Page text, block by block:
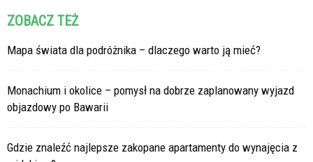
ZOBACZ TEŻ
Mapa świata dla podróżnika – dlaczego warto ją mieć?
Monachium i okolice – pomysł na dobrze zaplanowany wyjazd
objazdowy po Bawarii
Gdzie znaleźć najlepsze zakopane apartamenty do wynajęcia z